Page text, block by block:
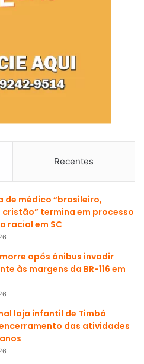
Recentes
de médico “brasileiro,
cristão” termina em processo
racial em SC
após ônibus invadir
às margens da BR-116 em
loja infantil de Timbó
das atividades